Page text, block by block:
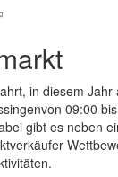
in diesem Jahr
09:00
gibt es neben